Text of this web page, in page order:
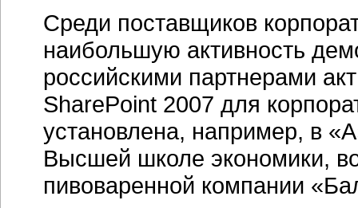
Среди поставщиков
наибольшую активность
российскими партнерами
SharePoint 2007 для
установлена, например, в
Высшей школе экономики,
пивоваренной компании